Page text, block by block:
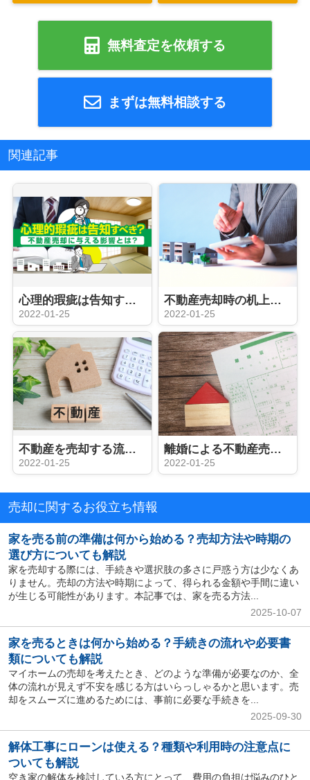
無料査定を依頼する
まずは無料相談する
関連記事
心理的瑕疵は告知すべき？不動産売却に与える影響とは？
2022-01-25
不動産売却時の机上査定と訪問査定って何が違う？査定のメリットも解説
2022-01-25
不動産を売却する流れを把握しよう！媒介契約を選ぶポイントも解説
2022-01-25
離婚による不動産売却はどの媒介契約を選ぶべき？売却時の注意点も解説
2022-01-25
売却に関するお役立ち情報
家を売る前の準備は何から始める？売却方法や時期の
選び方についても解説
家を売却する際には、手続きや選択肢の多さに戸惑う方は少なくあ
りません。売却の方法や時期によって、得られる金額や手間に違い
が生じる可能性があります。本記事では、家を売る方法...
2025-10-07
家を売るときは何から始める？手続きの流れや必要書
類についても解説
マイホームの売却を考えたとき、どのような準備が必要なのか、全
体の流れが見えず不安を感じる方はいらっしゃるかと思います。売
却をスムーズに進めるためには、事前に必要な手続きを...
2025-09-30
解体工事にローンは使える？種類や利用時の注意点に
ついても解説
空き家の解体を検討している方にとって、費用の負担は悩みのひと